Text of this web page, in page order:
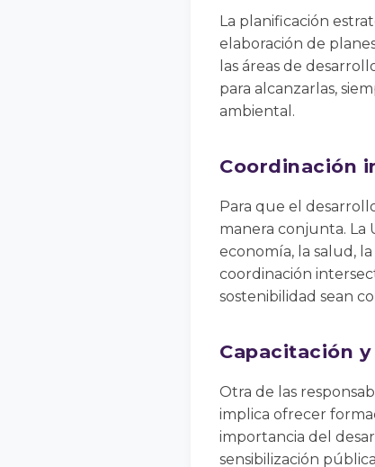
La planificación
elaboración de
las áreas de
para alcanzarlas,
ambiental.
Coordinación
Para que el
manera conjunta. La
economía, la salud,
coordinación
sostenibilidad sean
Capacitación
Otra de las
implica ofrecer
importancia del
sensibilización